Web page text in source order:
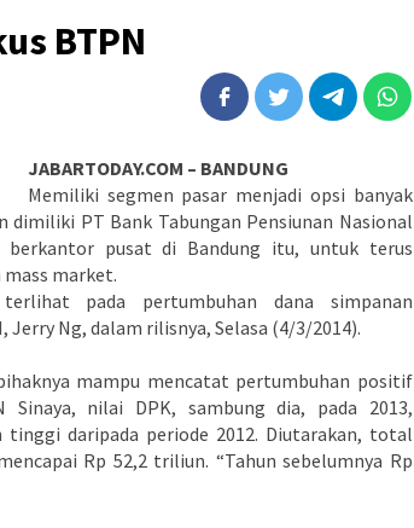
BTPN
JABARTODAY.COM – BANDUNG
Memiliki segmen pasar menjadi opsi banyak
PT Bank Tabungan Pensiunan Nasional
berkantor pusat di Bandung itu, untuk terus
market.
pada pertumbuhan dana simpanan
Ng, dalam rilisnya, Selasa (4/3/2014).
mampu mencatat pertumbuhan positif
nilai DPK, sambung dia, pada 2013,
daripada periode 2012. Diutarakan, total
Rp 52,2 triliun. “Tahun sebelumnya Rp